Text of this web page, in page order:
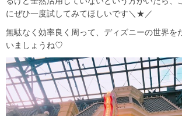
にぜひ一度試してみてほしいです＼★／
無駄なく効率良く周って、ディズニーの世界を
いましょうね♡